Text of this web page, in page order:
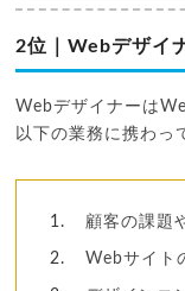
2位｜Webデザイ
Webデザイナーは
以下の業務に携わっ
顧客の課題
Webサイト